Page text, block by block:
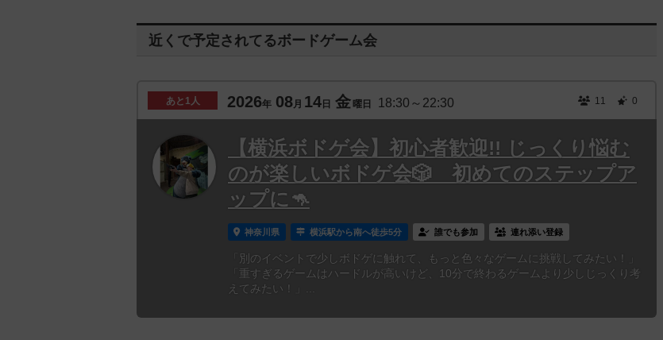
近くで予定されてるボードゲーム会
あと 1人 2026年 08 月 14 日 金 曜日 18:30～22:30 11 0
【横浜ボドゲ会】初心者歓迎!! じっくり悩む
のが楽しいボドゲ会🎲 初めてのステップア
ップに🦘
神奈川県 横浜駅から南へ徒歩5分 誰でも参加 連れ添い登録
「別のイベントで少しボドゲに触れて、もっと色々なゲームに挑戦してみたい！」
「重すぎるゲームはハードルが高いけど、10分で終わるゲームより少しじっくり考
えてみたい！」...